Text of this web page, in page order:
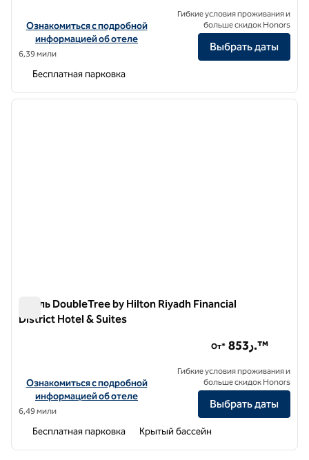
Посмотреть информацию об отеле DoubleTree by Hilton Riyadh
Ознакомиться с подробной
информацией об отеле
6,39 мили
Гибкие условия проживания и
больше скидок Honors
Выбрать даты
Бесплатная парковка
1 из 12
Отель DoubleTree by Hilton Riyadh Financial
District Hotel & Suites
Посмотреть информацию об отеле DoubleTree by Hilton Riyadh
Ознакомиться с подробной
информацией об отеле
6,49 мили
От* 853ر.™
Гибкие условия проживания и
больше скидок Honors
Выбрать даты
Бесплатная парковка Крытый бассейн